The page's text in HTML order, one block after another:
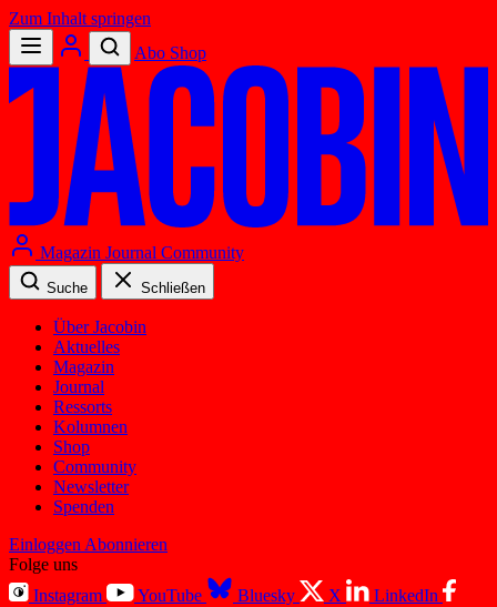
Zum Inhalt springen
Abo Shop
Magazin Journal Community
Suche Schließen
Über Jacobin
Aktuelles
Magazin
Journal
Ressorts
Kolumnen
Shop
Community
Newsletter
Spenden
Einloggen Abonnieren
Folge uns
Instagram
YouTube Bluesky X
LinkedIn